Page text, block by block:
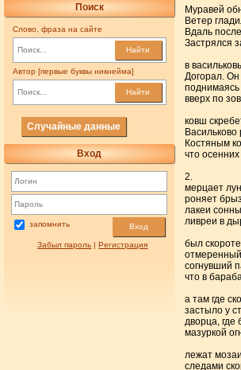
Поиск
Слово, фраза на сайте
Найти
Автор [первые буквы никнейма]
Найти
Случайные данные
Вход
запомнить Вход
Забыл пароль |Регистрация
Муравей
Ветер
Вдаль
Застрялся
в
Догорал. Он
поднимаясь
вверх по
ковш
Васильково
Костяным
что
2.
мерцает
роняет
лакеи
ливреи в
был
согнувший
что в
а там где
застыло у
дворца, где
мазуркой
лежат
следами